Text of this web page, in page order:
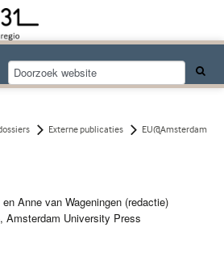
Externe publicaties EU@Amsterdam
Anne van Wageningen (redactie)
Amsterdam University Press